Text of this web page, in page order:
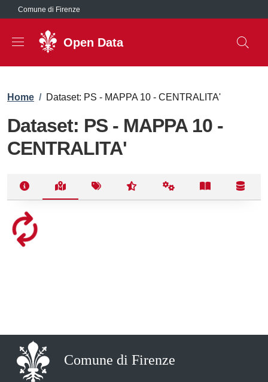
Salta al contenuto principale
Comune di Firenze
Open Data
Briciole di pane
Home / Dataset: PS - MAPPA 10 - CENTRALITA'
Dataset: PS - MAPPA 10 -
CENTRALITA'
Comune di Firenze